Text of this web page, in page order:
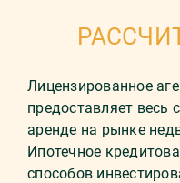
Лицензированное
предоставляет весь
аренде на рынке
Ипотечное
способов